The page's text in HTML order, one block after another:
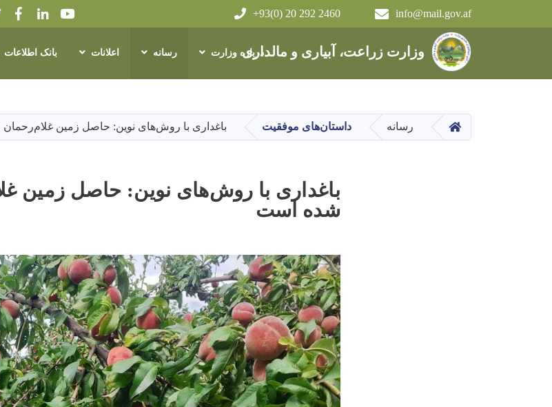
main
content
وزارت زراعت، آبیاری و مالداری
info@mail.gov.af
+93(0) 20 292 2460
Youtube
Main navigation
درباره وزارت رسانه اعلانات بانک اطلاعات
HOME رسانه داستان‌های موفقیت باغداری با روش‌های نوین: حاصل زمین غلام‌رحمان ۱۰ برابر شده است
شده است